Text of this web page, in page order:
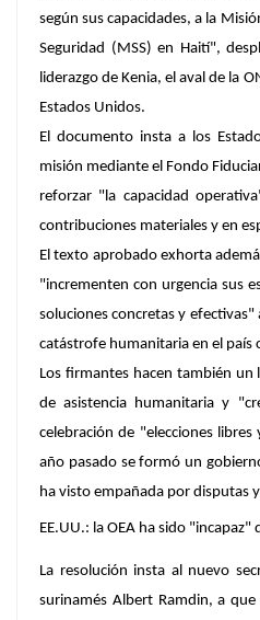
según sus capacidades, a la
Seguridad (MSS) en Haití",
liderazgo de Kenia, el aval de la
Estados Unidos.
El documento insta a los
misión mediante el Fondo
reforzar "la capacidad
contribuciones materiales y en
El texto aprobado exhorta
"incrementen con urgencia sus
soluciones concretas y efectivas"
catástrofe humanitaria en el país
Los firmantes hacen también un
de asistencia humanitaria y
celebración de "elecciones
año pasado se formó un
ha visto empañada por disputas
EE.UU.: la OEA ha sido "incapaz"
La resolución insta al nuevo
surinamés Albert Ramdin, a